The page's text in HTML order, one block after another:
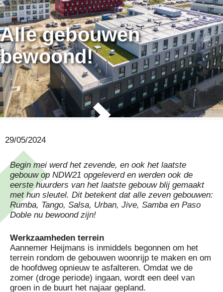
Alle gebouwen
bewoond!
29/05/2024
Begin mei werd het zevende, en ook het laatste
gebouw op NDW21 opgeleverd en werden ook de
eerste huurders van het laatste gebouw blij gemaakt
met hun sleutel. Dit betekent dat alle zeven gebouwen:
Rumba, Tango, Salsa, Urban, Jive, Samba en Paso
Doble nu bewoond zijn!
Werkzaamheden terrein
Aannemer Heijmans is inmiddels begonnen om het
terrein rondom de gebouwen woonrijp te maken en om
de hoofdweg opnieuw te asfalteren. Omdat we de
zomer (droge periode) ingaan, wordt een deel van
groen in de buurt het najaar gepland.